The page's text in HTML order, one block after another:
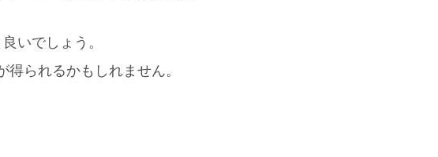
いでしょう。
られるかもしれません。